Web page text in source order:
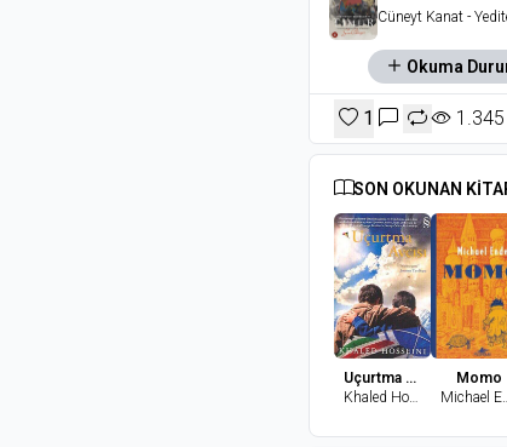
Cüneyt Kanat -
Okuma
1 1.345
SON OKUNAN
Uçurtma Avcısı
Khaled Hosseini
Momo